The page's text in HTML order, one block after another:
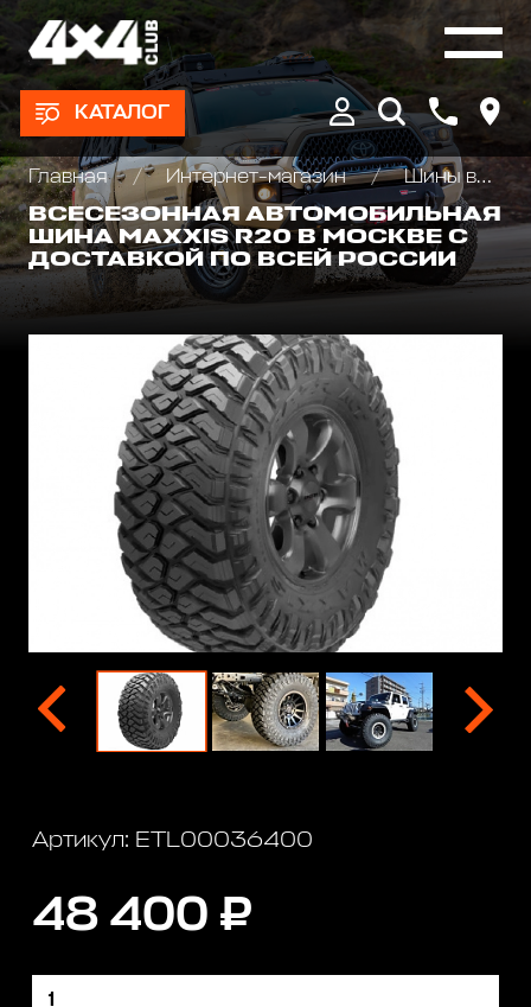
КАТАЛОГ
Главная Интернет-магазин
Шины всесезонные внедорожные
ВСЕСЕЗОННАЯ АВТОМОБИЛЬНАЯ
ШИНА MAXXIS R20 В МОСКВЕ С
ДОСТАВКОЙ ПО ВСЕЙ РОССИИ
Артикул: ETL00036400
48 400 ₽